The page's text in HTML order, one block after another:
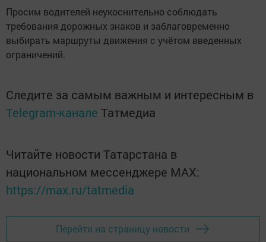
Просим водителей неукоснительно соблюдать
требования дорожных знаков и заблаговременно
выбирать маршруты движения с учётом введенных
ограничений.
Следите за самым важным и интересным в
Telegram-канале Татмедиа
Читайте новости Татарстана в
национальном мессенджере MАХ:
https://max.ru/tatmedia
Перейти на страницу новости